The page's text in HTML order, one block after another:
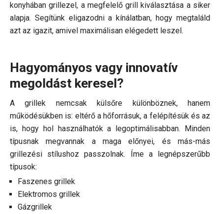
konyhában grillezel, a megfelelő grill kiválasztása a siker
alapja. Segítünk eligazodni a kínálatban, hogy megtaláld
azt az igazit, amivel maximálisan elégedett leszel.
Hagyományos vagy innovatív
megoldást keresel?
A grillek nemcsak külsőre különböznek, hanem
működésükben is: eltérő a hőforrásuk, a felépítésük és az
is, hogy hol használhatók a legoptimálisabban. Minden
típusnak megvannak a maga előnyei, és más-más
grillezési stílushoz passzolnak. Íme a legnépszerűbb
típusok:
Faszenes grillek
Elektromos grillek
Gázgrillek